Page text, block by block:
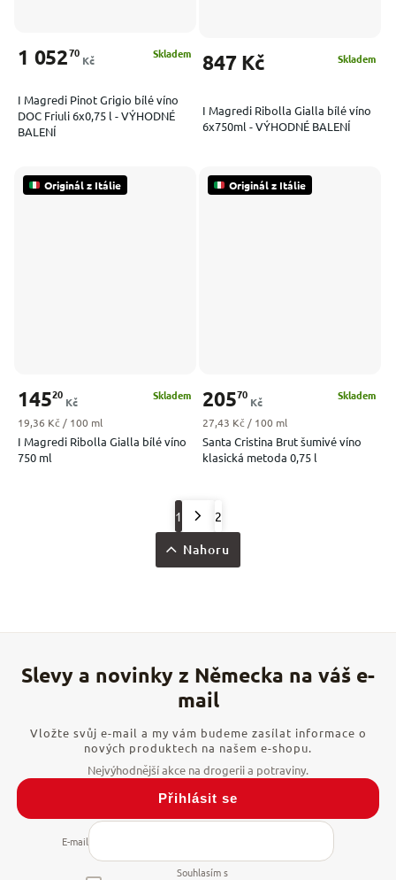
I Magredi Pinot Grigio bílé víno
DOC Friuli 6x0,75 l - VÝHODNÉ
BALENÍ
Skladem
1 05270
Kč
I Magredi Ribolla Gialla bílé víno
6x750ml - VÝHODNÉ BALENÍ
Skladem
847 Kč
Originál z Itálie
I Magredi Ribolla Gialla bílé víno
750 ml
Skladem
14520
Kč
Měrná cena:
19,36 Kč / 100 ml
Originál z Itálie
Santa Cristina Brut šumivé víno
klasická metoda 0,75 l
Skladem
20570
Kč
Měrná cena:
27,43 Kč / 100 ml
1 2
Nahoru
Vložte svůj e-mail a my vám budeme zasílat informace o
nových produktech na našem e-shopu.
E-mail
Souhlasím s
Přihlásit se